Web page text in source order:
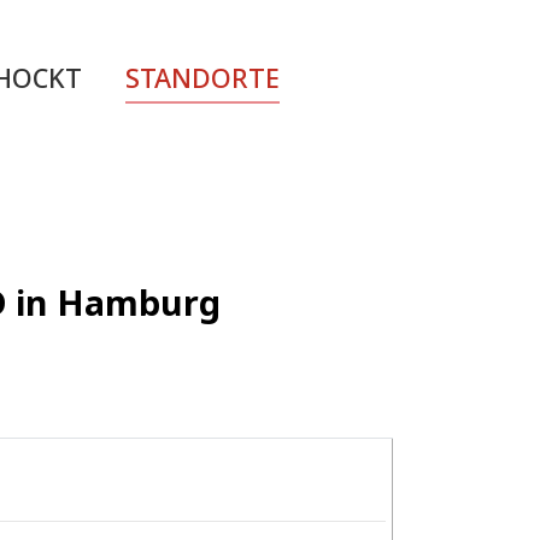
STANDORTE
in Hamburg